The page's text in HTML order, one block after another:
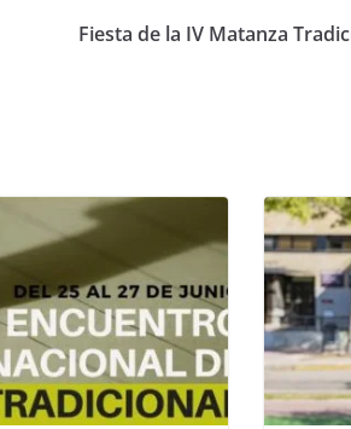
Fiesta de la IV Matanza